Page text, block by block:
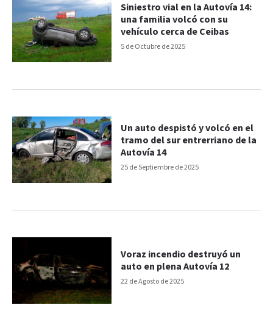
5 de Octubre de 2025
Siniestro vial en la Autovía 14:
una familia volcó con su
vehículo cerca de Ceibas
25 de Septiembre de 2025
Un auto despistó y volcó en el
tramo del sur entrerriano de la
Autovía 14
22 de Agosto de 2025
Voraz incendio destruyó un
auto en plena Autovía 12